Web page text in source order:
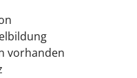
vorhanden